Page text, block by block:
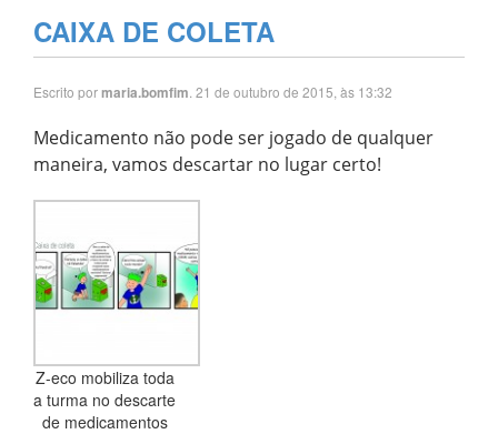
CAIXA DE COLETA
Escrito pormaria.bomfim . 21 de outubro de 2015, às 13:32
Medicamento não pode ser jogado de qualquer
maneira, vamos descartar no lugar certo!
Z-eco mobiliza toda
a turma no descarte
de medicamentos